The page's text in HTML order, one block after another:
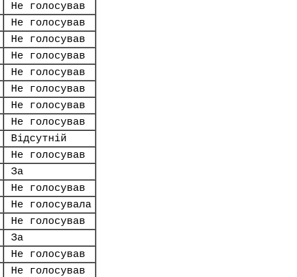
Не голосував
Не голосував
Не голосував
Не голосував
Не голосував
Не голосував
Не голосував
Не голосував
Відсутній
Не голосував
За
Не голосував
Не голосувала
Не голосував
За
Не голосував
Не голосував